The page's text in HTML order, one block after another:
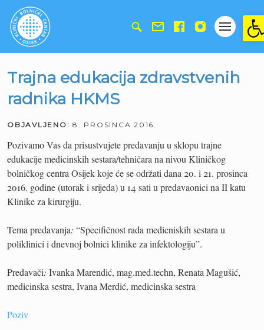
Trajna edukacija zdravstvenih
radnika HKMS
OBJAVLJENO: 8. PROSINCA 2016.
Pozivamo Vas da prisustvujete predavanju u sklopu trajne
edukacije medicinskih sestara/tehničara na nivou Kliničkog
bolničkog centra Osijek koje će se održati dana 20. i 21. prosinca
2016. godine (utorak i srijeda) u 14 sati u predavaonici na II katu
Klinike za kirurgiju.
Tema predavanja: “Specifičnost rada medicniskih sestara u
poliklinici i dnevnoj bolnici klinike za infektologiju”.
Predavači: Ivanka Marendić, mag.med.techn, Renata Magušić,
medicinska sestra, Ivana Merdić, medicinska sestra
Poziv